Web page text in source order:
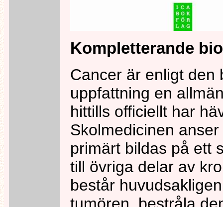
Kompletterande
Cancer är enligt den
uppfattning en
hittills officiellt har
Skolmedicinen
primärt bildas på ett
till övriga delar av
består